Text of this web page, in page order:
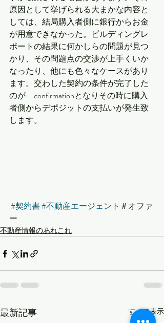
原因として挙げられる大まかな内容と
しては、結局購入者側に銀行からお金
が用意できなかった。ビルディングレ
ポートの結果に何かしらの問題が見つ
かり、その問題点の交渉が上手くいか
なったり、他にも色々なケースがあり
ます。交わした契約の条件が完了した
のが　confirmationとなりその時に購入
者側からデポジットの支払いが発生致
します。
#契約書#不動産エージェント ＃オファ
ー
不動産情報のあれこれ
最新記事 すべて表示